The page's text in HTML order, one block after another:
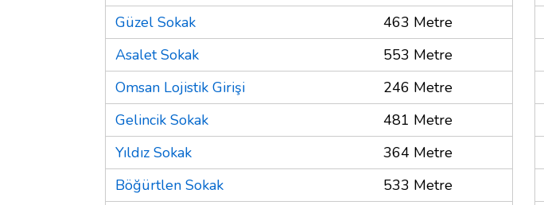
Güzel Sokak
463 Metre
Asalet Sokak
553 Metre
Omsan Lojistik Girişi
246 Metre
Gelincik Sokak
481 Metre
Yıldız Sokak
364 Metre
Böğürtlen Sokak
533 Metre